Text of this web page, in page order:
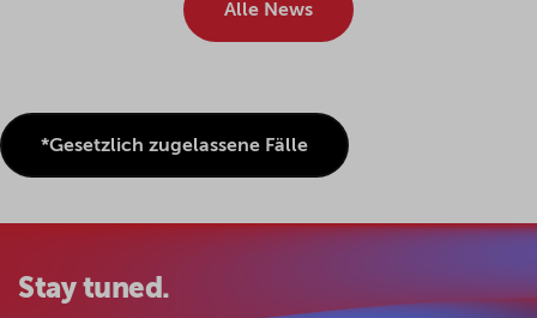
Alle News
*Gesetzlich zugelassene Fälle
Stay tuned.